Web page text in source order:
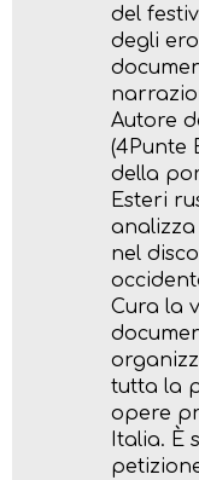
del
degli
Autore
(4Punte
della
Esteri
nel
Cura la
tutta la
opere
Italia. È